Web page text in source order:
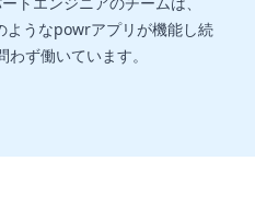
うなpowrアプリが機能し続
ず働いています。